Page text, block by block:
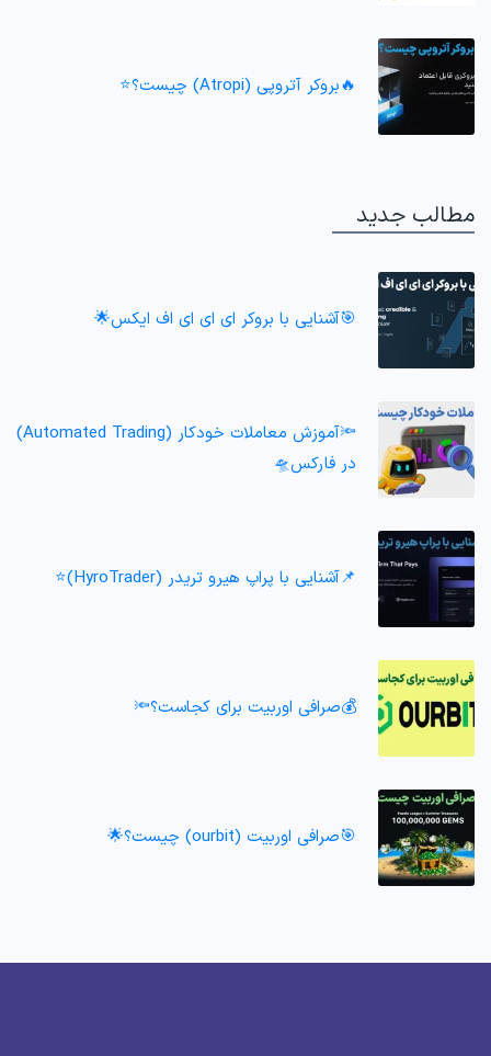
🔥بروکر آتروپی (Atropi) چیست؟⭐️
مطالب جدید
🎯آشنایی با بروکر ای ای ای اف ایکس🌟
🔦آموزش معاملات خودکار (Automated Trading)
در فارکس🛸
📌آشنایی با پراپ هیرو تریدر (HyroTrader)⭐️
💰صرافی اوربیت برای کجاست؟🔦
🎯صرافی اوربیت (ourbit) چیست؟🌟